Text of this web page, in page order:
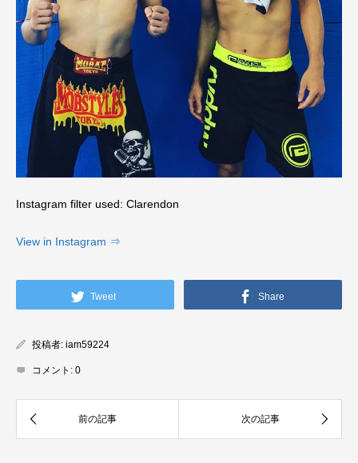
Instagram filter used: Clarendon
View in Instagram ⇒
Tweet Share
投稿者: iam59224
コメント: 0